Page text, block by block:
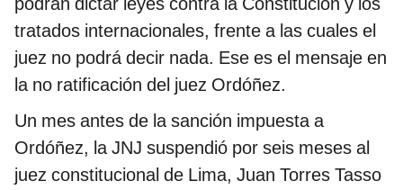
tratados internacionales, frente a las cuales el
juez no podrá decir nada. Ese es el mensaje en
la no ratificación del juez Ordóñez.
Un mes antes de la sanción impuesta a
Ordóñez, la JNJ suspendió por seis meses al
juez constitucional de Lima, Juan Torres Tasso